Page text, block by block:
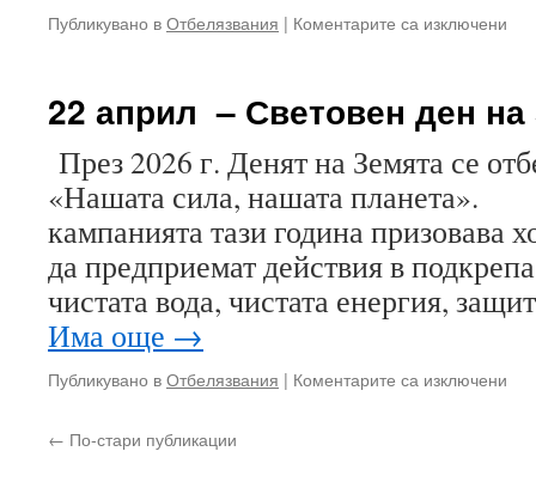
Публикувано вОтбелязвания | Коментарите са изключени
Ден
и
на
22 април – Световен ден на
През 2026 г. Денят на Земята се
«Нашата сила, нашата
кампанията тази година призовава
да предприемат действия в
чистата вода, чистата енергия,
Има още →
Публикувано вОтбелязвания | Коментарите са изключени
← По-стари публикации